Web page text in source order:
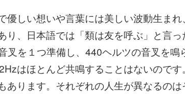
しい想いや言葉には美しい波動生ま
、日本語では「類は友を呼ぶ」と言
叉を１つ準備し、440ヘルツの音叉を
はほとんど共鳴することはないのです
ります。それぞれの人生が異なるの